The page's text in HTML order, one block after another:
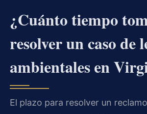
¿Cuánto tiempo
resolver un caso de
ambientales en
El plazo para resolver un